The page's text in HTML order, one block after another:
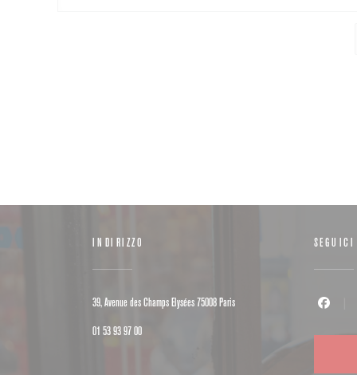
INDIRIZZO
39, Avenue des Champs Elysées 75008 Paris((apre una nuova finestra))
01 53 93 97 00
SEGUICI